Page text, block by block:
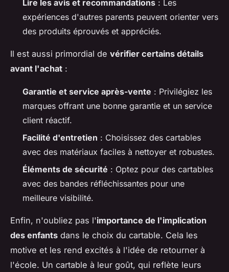
Lire les avis et recommandations : Les
expériences d'autres parents peuvent orienter vers
des produits éprouvés et appréciés.
Il est aussi primordial de vérifier certains détails
avant l'achat :
Garantie et service après-vente : Privilégiez les
marques offrant une bonne garantie et un service
client réactif.
Facilité d'entretien : Choisissez des cartables
avec des matériaux faciles à nettoyer et robustes.
Éléments de sécurité : Optez pour des cartables
avec des bandes réfléchissantes pour une
meilleure visibilité.
Enfin, n'oubliez pas l'importance de l'implication
des enfants dans le choix du cartable. Cela les
motive et les rend excités à l'idée de retourner à
l'école. Un cartable à leur goût, qui reflète leurs